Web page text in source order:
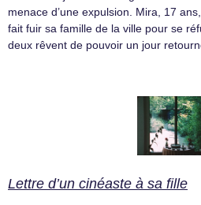
menace d’une expulsion. Mira, 17
fait fuir sa famille de la ville pour se
deux rêvent de pouvoir un jour
Lettre d’un cinéaste à sa fille